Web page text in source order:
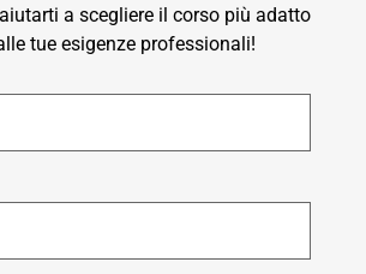
a scegliere il corso più adatto
tue esigenze professionali!